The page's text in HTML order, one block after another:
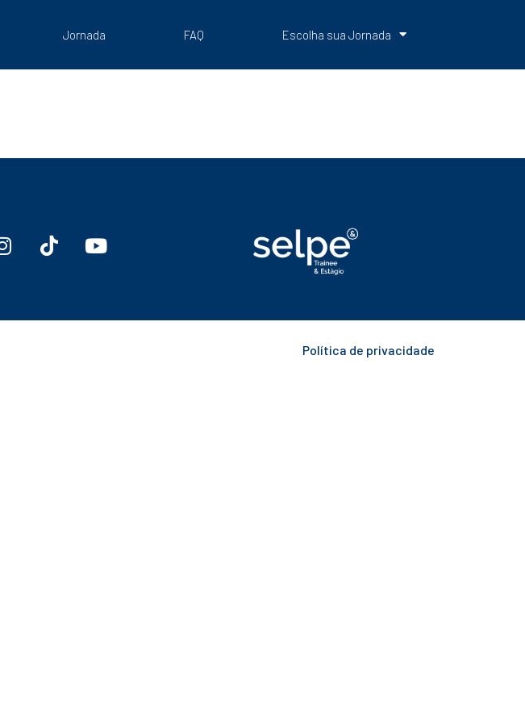
Jornada FAQ Escolha sua Jornada
Política de privacidade